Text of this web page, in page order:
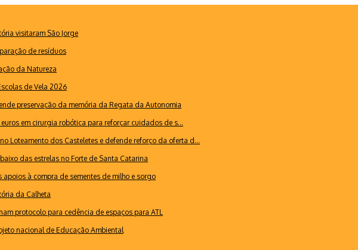
visitaram São Jorge
de resíduos
da Natureza
de Vela 2026
preservação da memória da Regata da Autonomia
em cirurgia robótica para reforçar cuidados de s...
Loteamento dos Casteletes e defende reforço da oferta d...
das estrelas no Forte de Santa Catarina
à compra de sementes de milho e sorgo
da Calheta
protocolo para cedência de espaços para ATL
nacional de Educação Ambiental